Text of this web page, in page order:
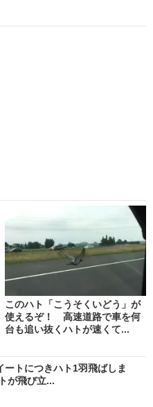
このハト「こうそくいどう」が
使えるぞ！ 高速道路で車を何
台も追い抜くハトが速くて...
ートにつきハト1羽飛ばしま
が飛び立...